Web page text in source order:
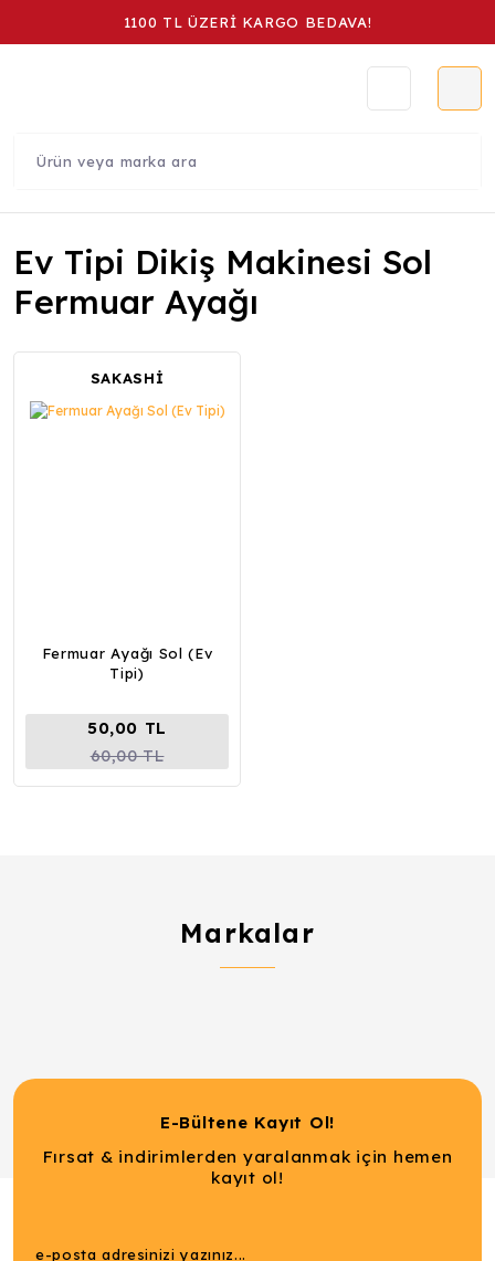
1100 TL ÜZERİ KARGO BEDAVA!
Ev Tipi Dikiş Makinesi Sol
Fermuar Ayağı
SAKASHİ
Fermuar Ayağı Sol (Ev
Tipi)
50,00 TL
60,00 TL
Markalar
E-Bültene Kayıt Ol!
Fırsat & indirimlerden yaralanmak için hemen
kayıt ol!